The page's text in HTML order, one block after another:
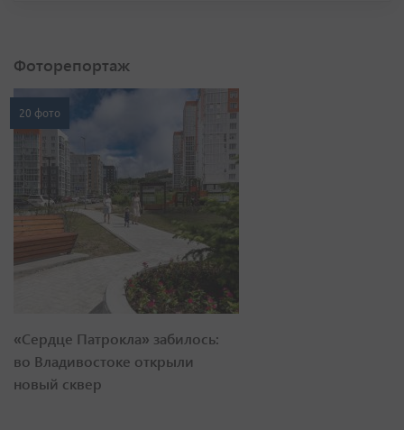
Фоторепортаж
20 фото
«Сердце Патрокла» забилось:
во Владивостоке открыли
новый сквер